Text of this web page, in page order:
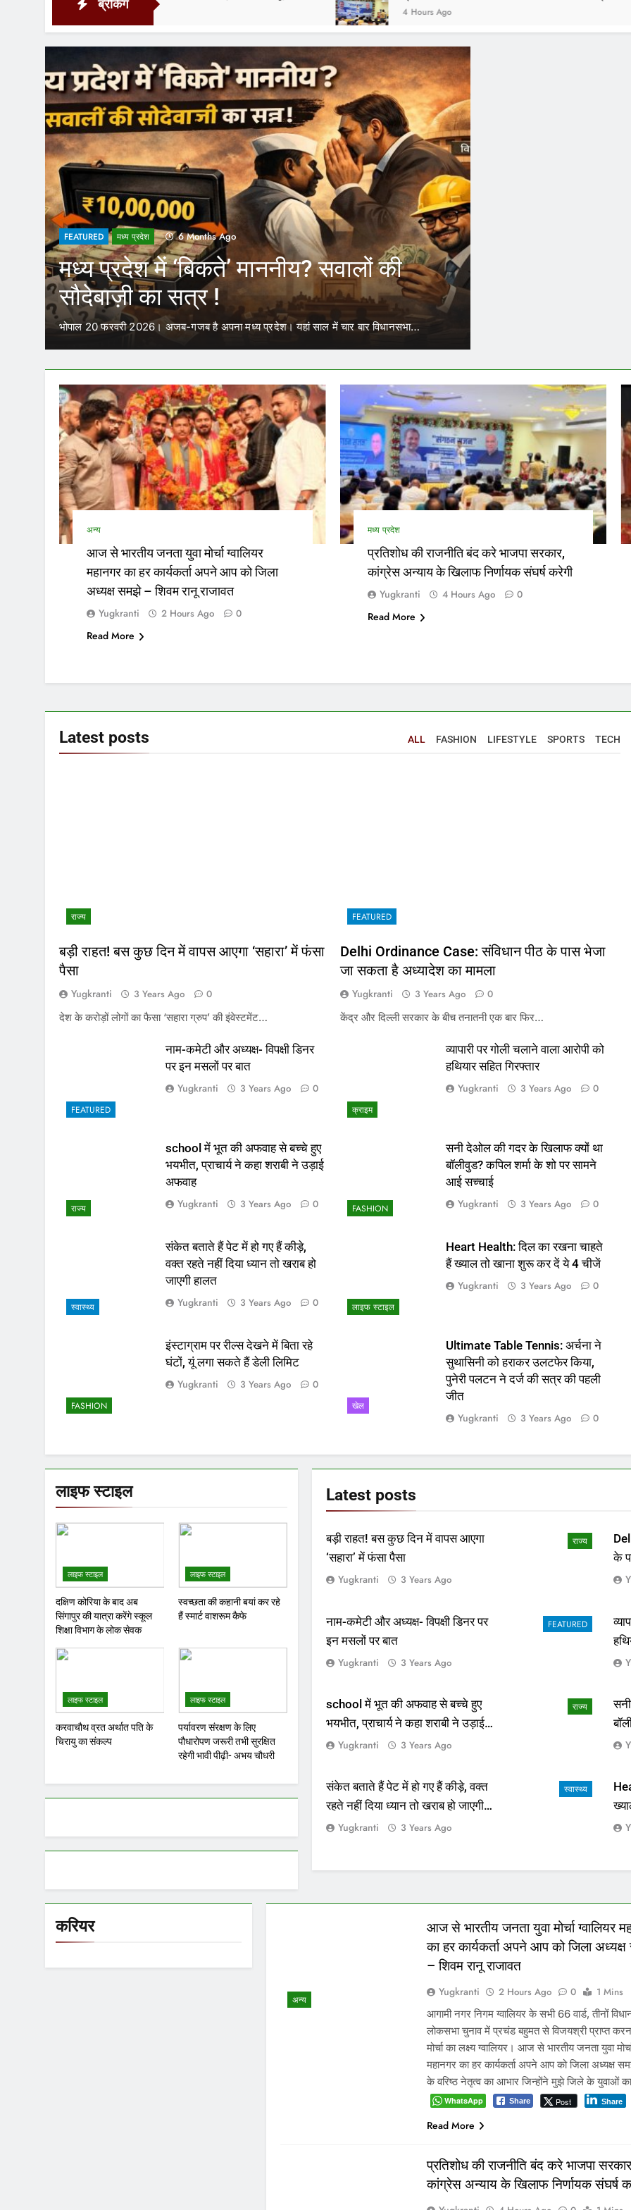
ब्रेकिंग
4 Hours Ago
की
विधानसभा…
FEATURED 1 Year Ago
CM Yogi के फैसले से आउटसोर्स
कर्मचारियों को होगा फायदा, अब अपने जिले
में कर सकेंगे काम
परिवहन निगम में कार्यरत आउटसोर्स कर्मचारियों के जरिए नियुक्त परिचालकों का भी ट्रांसफर हो सकेगा।…
अन्य
आज से भारतीय जनता युवा मोर्चा ग्वालियर
महानगर का हर कार्यकर्ता अपने आप को जिला
अध्यक्ष समझे – शिवम रानू राजावत
Yugkranti 2 Hours Ago 0
Read More
मध्य प्रदेश
प्रतिशोध की राजनीति बंद करे भाजपा सरकार,
कांग्रेस अन्याय के खिलाफ निर्णायक संघर्ष करेगी
Yugkranti 4 Hours Ago 0
Read More
Latest posts ALL FASHION LIFESTYLE SPORTS TECH
राज्य
बड़ी राहत! बस कुछ दिन में वापस आएगा ‘सहारा’ में फंसा
पैसा
Yugkranti 3 Years Ago
0
देश के करोड़ों लोगों का फैसा ‘सहारा ग्रुप’ की इंवेस्टमेंट…
FEATURED
Delhi Ordinance Case: संविधान पीठ के पास भेजा
जा सकता है अध्यादेश का मामला
Yugkranti 3 Years Ago
0
केंद्र और दिल्ली सरकार के बीच तनातनी एक बार फिर…
FEATURED
नाम-कमेटी और अध्यक्ष- विपक्षी डिनर
पर इन मसलों पर बात
Yugkranti 3 Years Ago 0
क्राइम
व्यापारी पर गोली चलाने वाला आरोपी को
हथियार सहित गिरफ्तार
Yugkranti 3 Years Ago 0
राज्य
school में भूत की अफवाह से बच्चे हुए
भयभीत, प्राचार्य ने कहा शराबी ने उड़ाई
अफवाह
Yugkranti 3 Years Ago 0 FASHION
सनी देओल की गदर के खिलाफ क्यों था
बॉलीवुड? कपिल शर्मा के शो पर सामने
आई सच्चाई
Yugkranti 3 Years Ago 0
स्वास्थ्य
संकेत बताते हैं पेट में हो गए हैं कीड़े,
वक्त रहते नहीं दिया ध्यान तो खराब हो
जाएगी हालत
Yugkranti 3 Years Ago 0 लाइफ स्टाइल
Heart Health: दिल का रखना चाहते
हैं ख्याल तो खाना शुरू कर दें ये 4 चीजें
Yugkranti 3 Years Ago 0
FASHION
इंस्टाग्राम पर रील्स देखने में बिता रहे
घंटों, यूं लगा सकते हैं डेली लिमिट
Yugkranti 3 Years Ago 0
खेल
Ultimate Table Tennis: अर्चना ने
सुथासिनी को हराकर उलटफेर किया,
पुनेरी पलटन ने दर्ज की सत्र की पहली
जीत
Yugkranti 3 Years Ago 0
लाइफ स्टाइल
लाइफ स्टाइल
दक्षिण कोरिया के बाद अब
सिंगापुर की यात्रा करेंगे स्कूल
शिक्षा विभाग के लोक सेवक
लाइफ स्टाइल
स्वच्छता की कहानी बयां कर रहे
हैं स्मार्ट वाशरूम कैफे
लाइफ स्टाइल
करवाचौथ व्रत अर्थात पति के
चिरायु का संकल्प
लाइफ स्टाइल
पर्यावरण संरक्षण के लिए
पौधारोपण जरूरी तभी सुरक्षित
रहेगी भावी पीढ़ी- अभय चौधरी
Latest posts
राज्य
बड़ी राहत! बस कुछ दिन में वापस आएगा
‘सहारा’ में फंसा पैसा
Yugkranti 3 Years Ago
के
FEATURED
नाम-कमेटी और अध्यक्ष- विपक्षी डिनर पर
इन मसलों पर बात
Yugkranti 3 Years Ago
राज्य
school में भूत की अफवाह से बच्चे हुए
भयभीत, प्राचार्य ने कहा शराबी ने उड़ाई
अफवाह
Yugkranti 3 Years Ago
आई
स्वास्थ्य
संकेत बताते हैं पेट में हो गए हैं कीड़े, वक्त
रहते नहीं दिया ध्यान तो खराब हो जाएगी
हालतYugkranti 3 Years Ago
करियर
अन्य
आज से भारतीय जनता युवा मोर्चा ग्वालियर
का हर कार्यकर्ता अपने आप को जिला
– शिवम रानू राजावत
Yugkranti 2 Hours Ago 0
1 Mins
आगामी नगर निगम ग्वालियर के सभी 66 वार्ड, तीनों
लोकसभा चुनाव में प्रचंड बहुमत से विजयश्री प्राप्त
मोर्चा का लक्ष्य ग्वालियर। आज से भारतीय जनता युवा
महानगर का हर कार्यकर्ता अपने आप को जिला अध्यक्ष
के वरिष्ठ नेतृत्व का आभार जिन्होंने मुझे जिले के युवाओं
WhatsApp Share Post Share
Read More
प्रतिशोध की राजनीति बंद करे भाजपा
कांग्रेस अन्याय के खिलाफ निर्णायक संघर्ष